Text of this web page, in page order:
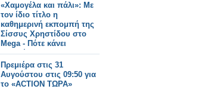
«Χαμογέλα και πάλι»: Με
τον ίδιο τίτλο η
καθημερινή εκπομπή της
Σίσσυς Χρηστίδου στο
Mega - Πότε κάνει
πρεμιέρα;
Πρεμιέρα στις 31
Αυγούστου στις 09:50 για
το «ACTION ΤΩΡΑ»